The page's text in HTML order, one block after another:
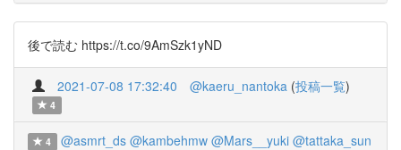
後で読む https://t.co/9AmSzk1yND
2021-07-08 17:32:40 @kaeru_nantoka (投稿一覧)
4
4 @asmrt_ds @kambehmw @Mars__yuki @tattaka_sun